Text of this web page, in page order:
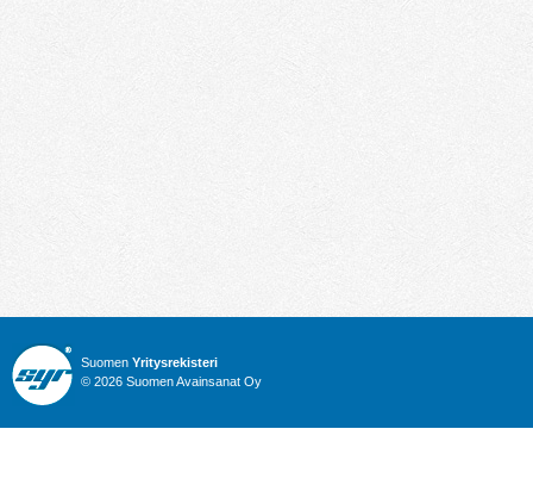
Suomen Yritysrekisteri
© 2026 Suomen Avainsanat Oy